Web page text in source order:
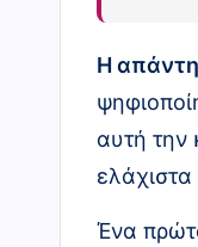
Η
αυτή την
Ένα